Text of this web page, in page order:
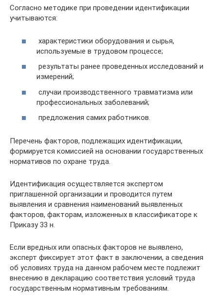
Согласно методике при проведении идентификации
учитываются:
характеристики оборудования и сырья,
используемые в трудовом процессе;
результаты ранее проведенных исследований и
измерений;
случаи производственного травматизма или
профессиональных заболеваний;
предложения самих работников.
Перечень факторов, подлежащих идентификации,
формируется комиссией на основании государственных
нормативов по охране труда.
Идентификация осуществляется экспертом
приглашенной организации и проводится путем
выявления и сравнения наименований выявленных
факторов, факторам, изложенных в классификаторе к
Приказу 33 н.
Если вредных или опасных факторов не выявлено,
эксперт фиксирует этот факт в заключении, а сведения
об условиях труда на данном рабочем месте подлежит
внесению в декларацию соответствия условий труда
государственным нормативным требованиям.